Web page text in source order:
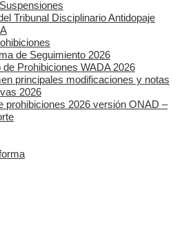
Tribunal Disciplinario Antidopaje
de Seguimiento 2026
de Prohibiciones WADA 2026
principales modificaciones y notas
2026
prohibiciones 2026 versión ONAD –